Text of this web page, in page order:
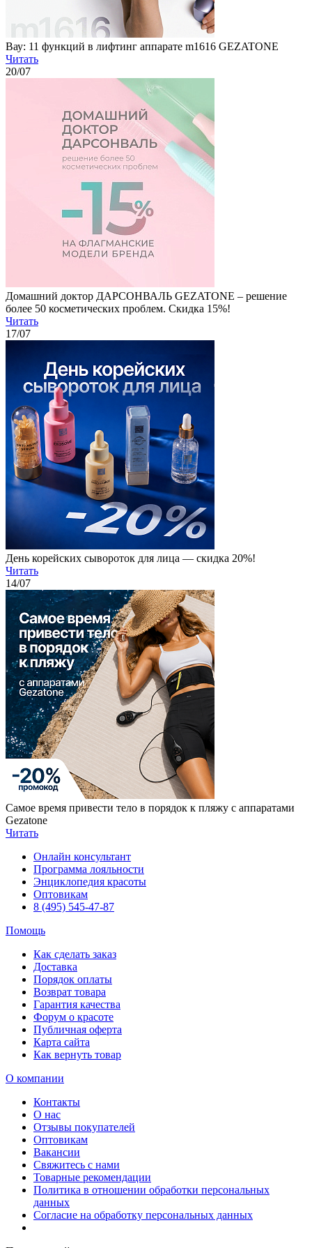
Вау: 11 функций в лифтинг аппарате m1616 GEZATONE
Читать
20/07
Домашний доктор ДАРСОНВАЛЬ GEZATONE – решение
более 50 косметических проблем. Скидка 15%!
Читать
17/07
День корейских сывороток для лица — скидка 20%!
Читать
14/07
Самое время привести тело в порядок к пляжу с аппаратами
Gezatone
Читать
Онлайн консультант
Программа лояльности
Энциклопедия красоты
Оптовикам
8 (495) 545-47-87
Помощь
Как сделать заказ
Доставка
Порядок оплаты
Возврат товара
Гарантия качества
Форум о красоте
Публичная оферта
Карта сайта
Как вернуть товар
О компании
Контакты
О нас
Отзывы покупателей
Оптовикам
Вакансии
Свяжитесь с нами
Товарные рекомендации
Политика в отношении обработки персональных
данных
Согласие на обработку персональных данных